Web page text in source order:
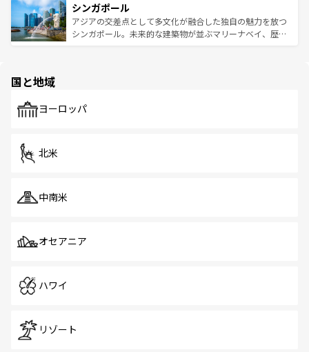
参照してほしい。
激する。気候は一年中温暖で、どの季節にも異なる楽しみ
が待っている。親しみやすいタイの人々、仏教を中心とし
た文化、そして多様な観光資源が、訪れる旅人を魅了し続
み、どこを訪れても感動するはず。観光スポットが密集し
ており、効率よく見どころを回れるのも魅力。息をのむよ
うな絶景から文化的な体験まで、香港を存分に楽しみ尽く
シンガポール
アジアの交差点として多文化が融合した独自の魅力を放つ
シンガポール。未来的な建築物が並ぶマリーナベイ、歴史
で、ホーカーズは地元の風情を楽しめる外せないスポット
国と地域
ヨーロッパ
北米
中南米
オセアニア
ハワイ
リゾート